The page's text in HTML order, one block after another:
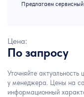
Предлагаем сервисный
Цена:
По запросу
Уточняйте актуальность
у менеджера. Цены на
информационный